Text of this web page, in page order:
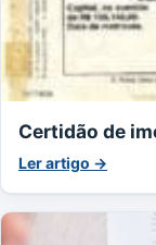
Certidão de
Ler artigo →